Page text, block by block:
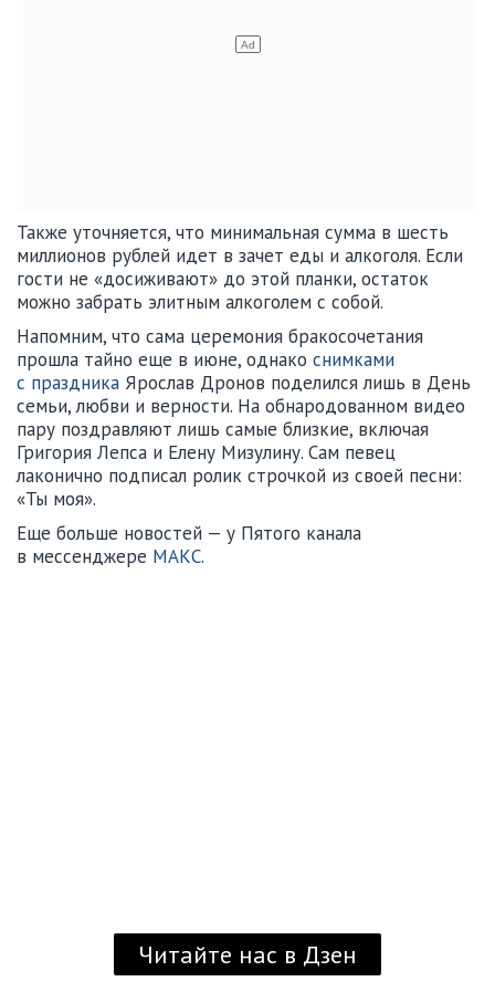
Также уточняется, что минимальная сумма в шесть
миллионов рублей идет в зачет еды и алкоголя. Если
гости не «досиживают» до этой планки, остаток
можно забрать элитным алкоголем с собой.
Напомним, что сама церемония бракосочетания
прошла тайно еще в июне, однако снимками
с праздника Ярослав Дронов поделился лишь в День
семьи, любви и верности. На обнародованном видео
пару поздравляют лишь самые близкие, включая
Григория Лепса и Елену Мизулину. Сам певец
лаконично подписал ролик строчкой из своей песни:
«Ты моя».
Еще больше новостей — у Пятого канала
в мессенджере МАКС.
Читайте нас в Дзен